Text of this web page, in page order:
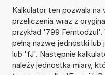
Kalkulator ten pozwala
przeliczenia wraz z
przykład '799
pełną nazwę jednostki
lub 'fJ'. Następnie
należy jednostka miary,